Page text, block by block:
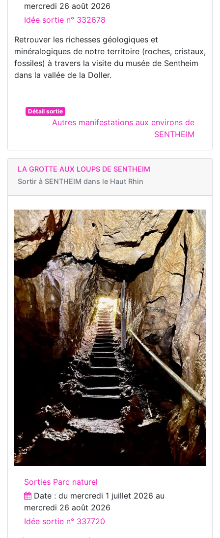
mercredi 26 août 2026
Idée sortie n° 332678
Retrouver les richesses géologiques et
minéralogiques de notre territoire (roches, cristaux,
fossiles) à travers la visite du musée de Sentheim
dans la vallée de la Doller.
Détail sortie
Autres manifestations aux environs de
SENTHEIM
LA GROTTE AUX LOUPS DE SENTHEIM
Sortir à SENTHEIM dans le Haut Rhin
Sorties Parc naturel
Date : du mercredi 1 juillet 2026 au
mercredi 26 août 2026
Idée sortie n° 337720